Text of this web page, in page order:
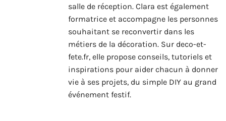
salle de réception. Clara est également
formatrice et accompagne les personnes
souhaitant se reconvertir dans les
métiers de la décoration. Sur deco-et-
fete.fr, elle propose conseils, tutoriels et
inspirations pour aider chacun à donner
vie à ses projets, du simple DIY au grand
événement festif.